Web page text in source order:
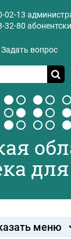
02-13
32-80
Задать вопрос
меню